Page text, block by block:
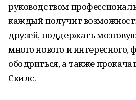
руководством
каждый получит
друзей, поддержать
много нового и интересного,
ободриться, а также
Скилс.